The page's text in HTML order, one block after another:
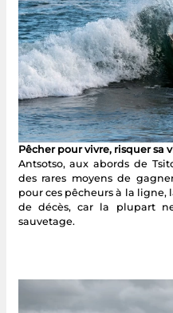
Pêcher pour vivre, risquer sa
Antsotso, aux abords de
des rares moyens de
pour ces pêcheurs à la ligne,
de décès, car la plupart
sauvetage.